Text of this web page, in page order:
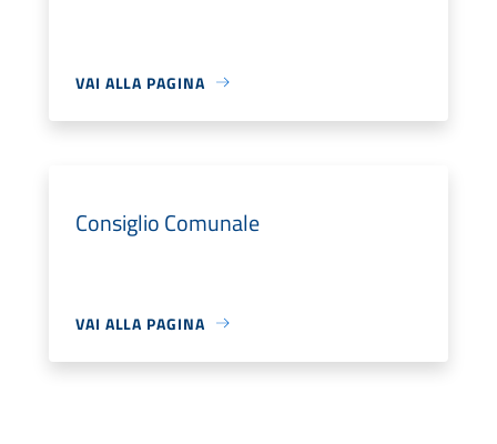
VAI ALLA PAGINA
Consiglio Comunale
VAI ALLA PAGINA